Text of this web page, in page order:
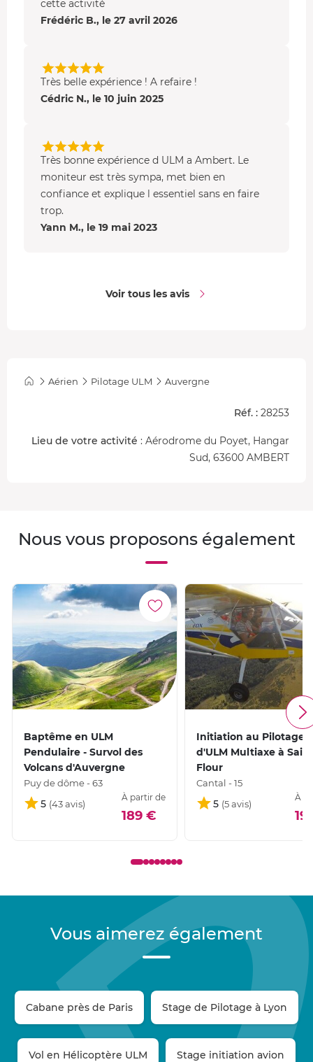
cette activité
Frédéric B., le 27 avril 2026
Très belle expérience ! A refaire !
Cédric N., le 10 juin 2025
Très bonne expérience d ULM a Ambert. Le
moniteur est très sympa, met bien en
confiance et explique l essentiel sans en faire
trop.
Yann M., le 19 mai 2023
Voir tous les avis
Aérien Pilotage ULM Auvergne
Réf. : 28253
Lieu de votre activité : Aérodrome du Poyet, Hangar
Sud, 63600 AMBERT
Nous vous proposons également
Baptême en ULM
Pendulaire - Survol des
Volcans d'Auvergne
Puy de dôme - 63
5
À partir de
189 €
Initiation au Pilotage
d'ULM Multiaxe à
Flour
Cantal - 15
5
À
Vous aimerez également
Cabane près de Paris Stage de Pilotage à Lyon
Vol en Hélicoptère ULM Stage initiation avion